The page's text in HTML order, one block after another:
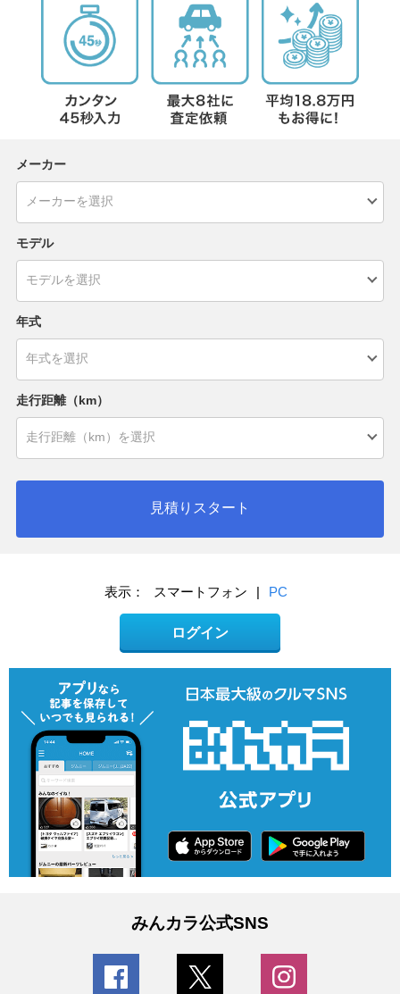
メーカー
モデル
年式
走行距離（km）
見積りスタート
表示： スマートフォン | PC
ログイン
みんカラ公式SNS